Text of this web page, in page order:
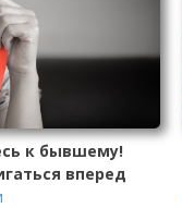
к бывшему!
вперед